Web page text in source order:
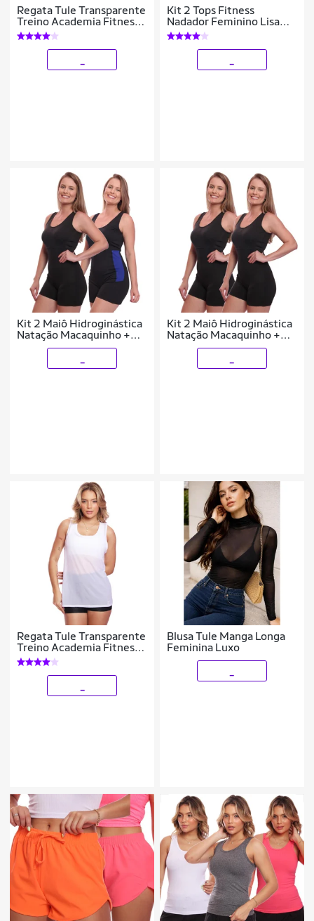
Regata Tule Transparente
Treino Academia Fitness
Casual
Kit 2 Tops Fitness
Nadador Feminino Lisa
Blusa Básica
Kit 2 Maiô Hidroginástica
Natação Macaquinho +
Kit 2 Maiô Hidroginástica
Natação Macaquinho +
Regata Tule Transparente
Treino Academia Fitness
Casual
Blusa Tule Manga Longa
Feminina Luxo